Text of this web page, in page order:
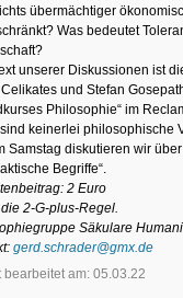
übermächtiger
Was bedeutet
unserer Diskussionen ist
und Stefan
Philosophie“ im
keinerlei philosophische
Samstag diskutieren wir
Begriffe“.
2 Euro
2-G-plus-Regel.
Säkulare
gerd.schrader@gmx.de
bearbeitet am: 05.03.22